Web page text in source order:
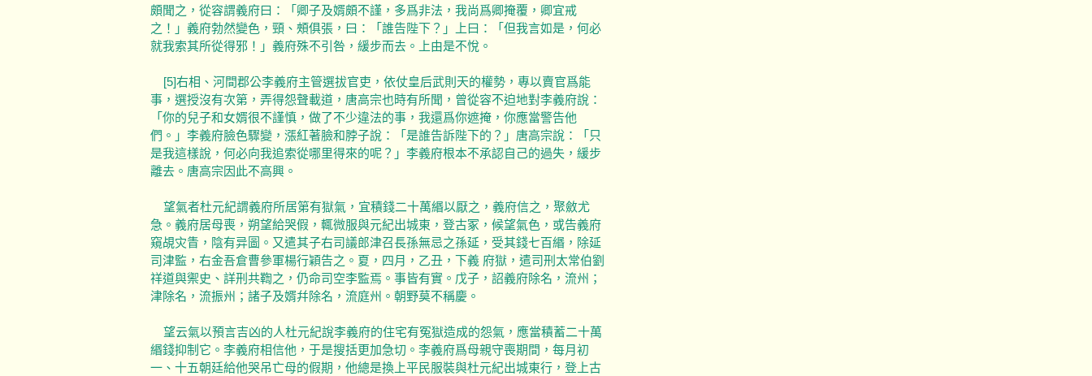
頗聞之，從容謂義府曰：「卿子及婿頗不謹，多爲非法，我尚爲卿掩覆，卿宜戒
之！」義府勃然變色，頸、頰俱張，曰：「誰告陛下？」上曰：「但我言如是，何必
就我索其所從得邪！」義府殊不引咎，緩步而去。上由是不悅。
[5]右相、河間郡公李義府主管選拔官吏，依仗皇后武則天的權勢，專以賣官爲能
事，選授沒有次第，弄得怨聲載道，唐高宗也時有所聞，曾從容不迫地對李義府說：
「你的兒子和女婿很不謹慎，做了不少違法的事，我還爲你遮掩，你應當警告他
們。」李義府臉色驟變，漲紅著臉和脖子說：「是誰告訴陛下的？」唐高宗說：「只
是我這樣說，何必向我追索從哪里得來的呢？」李義府根本不承認自己的過失，緩步
離去。唐高宗因此不高興。
望氣者杜元紀謂義府所居第有獄氣，宜積錢二十萬緡以厭之，義府信之，聚斂尤
急。義府居母喪，朔望給哭假，輒微服與元紀出城東，登古冢，候望氣色，或告義府
窺覘灾眚，陰有异圖。又遣其子右司議郎津召長孫無忌之孫延，受其錢七百緡，除延
司津監，右金吾倉曹參軍楊行穎告之。夏，四月，乙丑，下義 府獄，遣司刑太常伯劉
祥道與禦史、詳刑共鞫之，仍命司空李監焉。事皆有實。戊子，詔義府除名，流州；
津除名，流振州；諸子及婿幷除名，流庭州。朝野莫不稱慶。
望云氣以預言吉凶的人杜元紀說李義府的住宅有冤獄造成的怨氣，應當積蓄二十萬
緡錢抑制它。李義府相信他，于是搜括更加急切。李義府爲母親守喪期間，每月初
一、十五朝廷給他哭吊亡母的假期，他總是換上平民服裝與杜元紀出城東行，登上古